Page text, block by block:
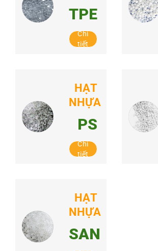
TPE
Chi
tiết
HẠT
NHỰA
PS
Chi
tiết
HẠT
NHỰA
SAN